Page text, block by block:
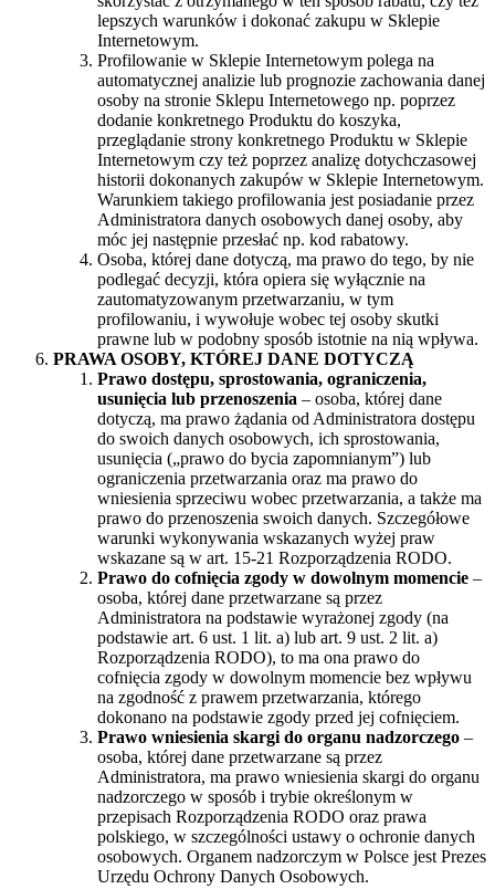
lepszych warunków i dokonać zakupu w Sklepie
Internetowym.
Profilowanie w Sklepie Internetowym polega na
automatycznej analizie lub prognozie zachowania danej
osoby na stronie Sklepu Internetowego np. poprzez
dodanie konkretnego Produktu do koszyka,
przeglądanie strony konkretnego Produktu w Sklepie
Internetowym czy też poprzez analizę dotychczasowej
historii dokonanych zakupów w Sklepie Internetowym.
Warunkiem takiego profilowania jest posiadanie przez
Administratora danych osobowych danej osoby, aby
móc jej następnie przesłać np. kod rabatowy.
Osoba, której dane dotyczą, ma prawo do tego, by nie
podlegać decyzji, która opiera się wyłącznie na
zautomatyzowanym przetwarzaniu, w tym
profilowaniu, i wywołuje wobec tej osoby skutki
prawne lub w podobny sposób istotnie na nią wpływa.
PRAWA OSOBY, KTÓREJ DANE DOTYCZĄ
Prawo dostępu, sprostowania, ograniczenia,
usunięcia lub przenoszenia – osoba, której dane
dotyczą, ma prawo żądania od Administratora dostępu
do swoich danych osobowych, ich sprostowania,
usunięcia („prawo do bycia zapomnianym”) lub
ograniczenia przetwarzania oraz ma prawo do
wniesienia sprzeciwu wobec przetwarzania, a także ma
prawo do przenoszenia swoich danych. Szczegółowe
warunki wykonywania wskazanych wyżej praw
wskazane są w art. 15-21 Rozporządzenia RODO.
Prawo do cofnięcia zgody w dowolnym momencie –
osoba, której dane przetwarzane są przez
Administratora na podstawie wyrażonej zgody (na
podstawie art. 6 ust. 1 lit. a) lub art. 9 ust. 2 lit. a)
Rozporządzenia RODO), to ma ona prawo do
cofnięcia zgody w dowolnym momencie bez wpływu
na zgodność z prawem przetwarzania, którego
dokonano na podstawie zgody przed jej cofnięciem.
Prawo wniesienia skargi do organu nadzorczego –
osoba, której dane przetwarzane są przez
Administratora, ma prawo wniesienia skargi do organu
nadzorczego w sposób i trybie określonym w
przepisach Rozporządzenia RODO oraz prawa
polskiego, w szczególności ustawy o ochronie danych
osobowych. Organem nadzorczym w Polsce jest Prezes
Urzędu Ochrony Danych Osobowych.